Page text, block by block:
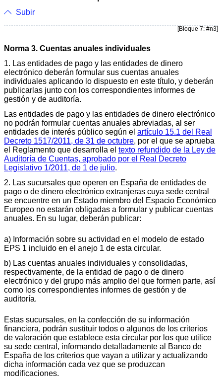
Subir
[Bloque 7: #n3]
Norma 3. Cuentas anuales individuales
1. Las entidades de pago y las entidades de dinero
electrónico deberán formular sus cuentas anuales
individuales aplicando lo dispuesto en este título, y deberán
publicarlas junto con los correspondientes informes de
gestión y de auditoría.
Las entidades de pago y las entidades de dinero electrónico
no podrán formular cuentas anuales abreviadas, al ser
entidades de interés público según el artículo 15.1 del Real
Decreto 1517/2011, de 31 de octubre, por el que se aprueba
el Reglamento que desarrolla el texto refundido de la Ley de
Auditoría de Cuentas, aprobado por el Real Decreto
Legislativo 1/2011, de 1 de julio.
2. Las sucursales que operen en España de entidades de
pago o de dinero electrónico extranjeras cuya sede central
se encuentre en un Estado miembro del Espacio Económico
Europeo no estarán obligadas a formular y publicar cuentas
anuales. En su lugar, deberán publicar:
a) Información sobre su actividad en el modelo de estado
EPS 1 incluido en el anejo 1 de esta circular.
b) Las cuentas anuales individuales y consolidadas,
respectivamente, de la entidad de pago o de dinero
electrónico y del grupo más amplio del que formen parte, así
como los correspondientes informes de gestión y de
auditoría.
Estas sucursales, en la confección de su información
financiera, podrán sustituir todos o algunos de los criterios
de valoración que establece esta circular por los que utilice
su sede central, informando detalladamente al Banco de
España de los criterios que vayan a utilizar y actualizando
dicha información cada vez que se produzcan
modificaciones.